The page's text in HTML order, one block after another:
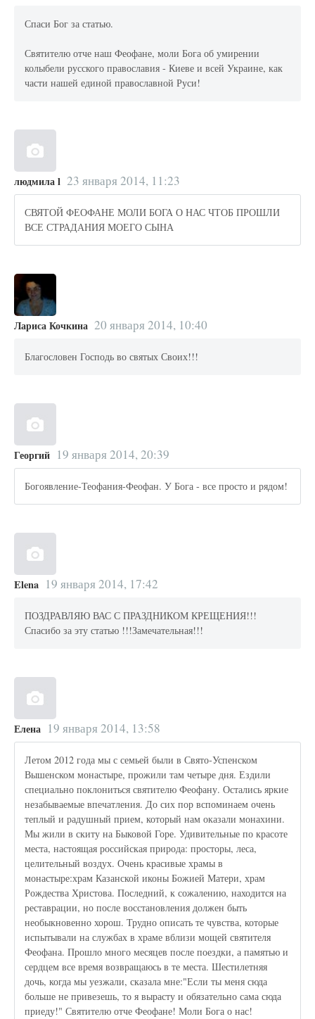
Спаси Бог за статью.
Святителю отче наш Феофане, моли Бога об умирении
колыбели русского православия - Киеве и всей Украине, как
части нашей единой православной Руси!
людмила l 23 января 2014, 11:23
СВЯТОЙ ФЕОФАНЕ МОЛИ БОГА О НАС ЧТОБ ПРОШЛИ
ВСЕ СТРАДАНИЯ МОЕГО СЫНА
Лариса Кочкина 20 января 2014, 10:40
Благословен Господь во святых Своих!!!
Георгий 19 января 2014, 20:39
Богоявление-Теофания-Феофан. У Бога - все просто и рядом!
Elena 19 января 2014, 17:42
ПОЗДРАВЛЯЮ ВАС С ПРАЗДНИКОМ КРЕЩЕНИЯ!!!
Спасибо за эту статью !!!Замечательная!!!
Елена 19 января 2014, 13:58
Летом 2012 года мы с семьей были в Свято-Успенском
Вышенском монастыре, прожили там четыре дня. Ездили
специально поклониться святителю Феофану. Остались яркие
незабываемые впечатления. До сих пор вспоминаем очень
теплый и радушный прием, который нам оказали монахини.
Мы жили в скиту на Быковой Горе. Удивительные по красоте
места, настоящая российская природа: просторы, леса,
целительный воздух. Очень красивые храмы в
монастыре:храм Казанской иконы Божией Матери, храм
Рождества Христова. Последний, к сожалению, находится на
реставрации, но после восстановления должен быть
необыкновенно хорош. Трудно описать те чувства, которые
испытывали на службах в храме вблизи мощей святителя
Феофана. Прошло много месяцев после поездки, а памятью и
сердцем все время возвращаюсь в те места. Шестилетняя
дочь, когда мы уезжали, сказала мне:"Если ты меня сюда
больше не привезешь, то я вырасту и обязательно сама сюда
приеду!" Святителю отче Феофане! Моли Бога о нас!